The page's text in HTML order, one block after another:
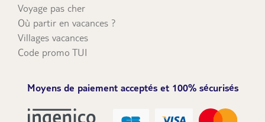
Voyage pas cher
Où partir en vacances ?
Villages vacances
Code promo TUI
Moyens de paiement acceptés et 100% sécurisés